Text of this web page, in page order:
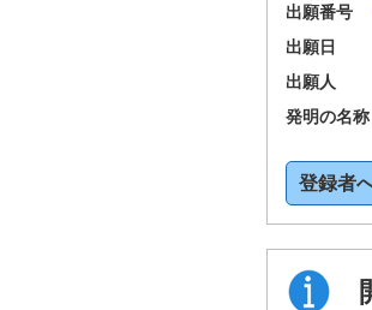
出願番号
出願日
出願人
発明の名称
登録者